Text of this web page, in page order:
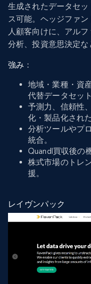
生成されたデータセッ
ス可能。ヘッジファ
人顧客向けに、アル
分析、投資意思決定な
強み ：
地域・業種・資
代替データセット
予測力、信頼性
化・製品化され
分析ツールやプ
統合。
Quandl買収後の
株式市場のトレ
援。
レイヴンパック